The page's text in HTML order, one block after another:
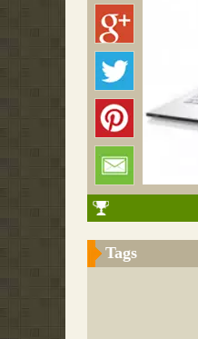
Tags